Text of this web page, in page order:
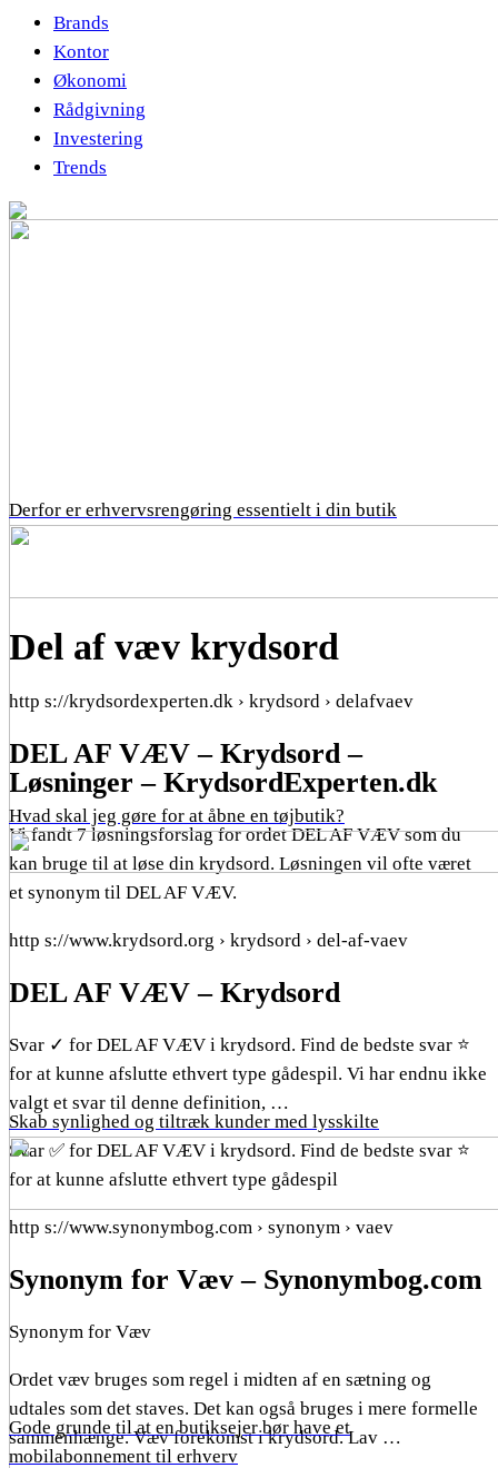
Brands
Kontor
Økonomi
Rådgivning
Investering
Trends
Derfor er erhvervsrengøring essentielt i din butik
Hvad skal jeg gøre for at åbne en tøjbutik?
Skab synlighed og tiltræk kunder med lysskilte
Gode grunde til at en butiksejer bør have et
mobilabonnement til erhverv
Del af væv krydsord
http s://krydsordexperten.dk › krydsord › delafvaev
DEL AF VÆV – Krydsord –
Løsninger – KrydsordExperten.dk
Vi fandt 7 løsningsforslag for ordet DEL AF VÆV som du
kan bruge til at løse din krydsord. Løsningen vil ofte været
et synonym til DEL AF VÆV.
http s://www.krydsord.org › krydsord › del-af-vaev
DEL AF VÆV – Krydsord
Svar ✓ for DEL AF VÆV i krydsord. Find de bedste svar ⭐
for at kunne afslutte ethvert type gådespil. Vi har endnu ikke
valgt et svar til denne definition, …
Svar ✅ for DEL AF VÆV i krydsord. Find de bedste svar ⭐
for at kunne afslutte ethvert type gådespil
http s://www.synonymbog.com › synonym › vaev
Synonym for Væv – Synonymbog.com
Synonym for Væv
Ordet væv bruges som regel i midten af ​​en sætning og
udtales som det staves. Det kan også bruges i mere formelle
sammenhænge. Væv forekomst i krydsord. Lav …